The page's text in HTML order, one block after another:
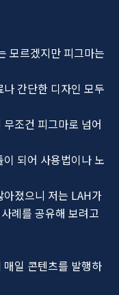
모르겠지만 피그마는
간단한 디자인 모두
조건 피그마로 넘어
되어 사용법이나 노
졌으니 저는 LAH가
례를 공유해 보려고
일 콘텐츠를 발행하